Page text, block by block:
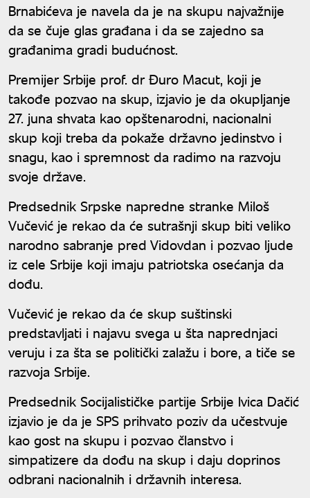
Brnabićeva je navela da je na skupu najvažnije
da se čuje glas građana i da se zajedno sa
građanima gradi budućnost.
Premijer Srbije prof. dr Đuro Macut, koji je
takođe pozvao na skup, izjavio je da okupljanje
27. juna shvata kao opštenarodni, nacionalni
skup koji treba da pokaže državno jedinstvo i
snagu, kao i spremnost da radimo na razvoju
svoje države.
Predsednik Srpske napredne stranke Miloš
Vučević je rekao da će sutrašnji skup biti veliko
narodno sabranje pred Vidovdan i pozvao ljude
iz cele Srbije koji imaju patriotska osećanja da
dođu.
Vučević je rekao da će skup suštinski
predstavljati i najavu svega u šta naprednjaci
veruju i za šta se politički zalažu i bore, a tiče se
razvoja Srbije.
Predsednik Socijalističke partije Srbije Ivica Dačić
izjavio je da je SPS prihvato poziv da učestvuje
kao gost na skupu i pozvao članstvo i
simpatizere da dođu na skup i daju doprinos
odbrani nacionalnih i državnih interesa.